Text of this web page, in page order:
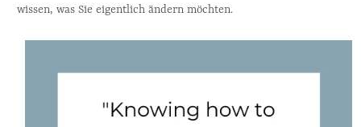
wissen, was Sie eigentlich ändern möchten.